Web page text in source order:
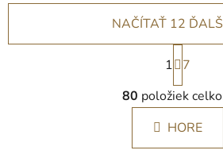
O
v
l
á
NAČÍTAŤ 12
S
t
r
á
n
k
1
7
80 položiek
HORE